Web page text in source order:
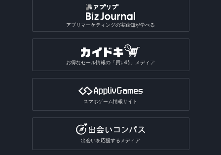
アプリマーケティングの実践知が学べる
お得なセール情報の「買い時」メディア
スマホゲーム情報サイト
出会いを応援するメディア